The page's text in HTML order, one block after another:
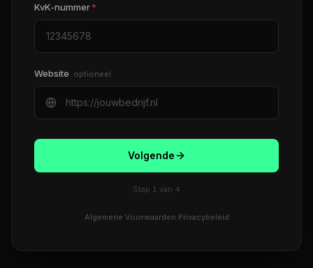
KvK-nummer*
Website optioneel
Volgende
Stap 1 van 4
Algemene Voorwaarden·Privacybeleid